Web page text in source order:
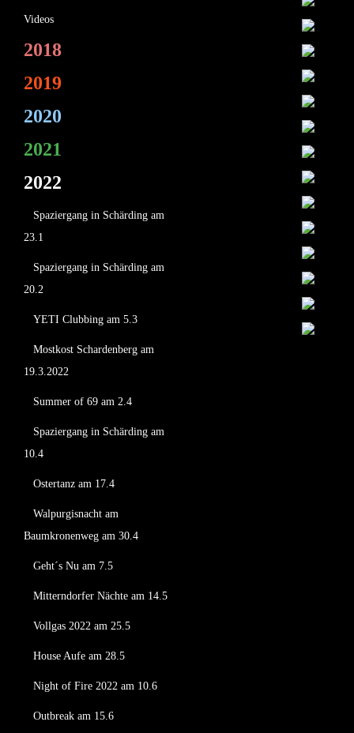
Videos
2018
2019
2020
2021
2022
Spaziergang in Schärding am
23.1
Spaziergang in Schärding am
20.2
YETI Clubbing am 5.3
Mostkost Schardenberg am
19.3.2022
Summer of 69 am 2.4
Spaziergang in Schärding am
10.4
Ostertanz am 17.4
Walpurgisnacht am
Baumkronenweg am 30.4
Geht´s Nu am 7.5
Mitterndorfer Nächte am 14.5
Vollgas 2022 am 25.5
House Aufe am 28.5
Night of Fire 2022 am 10.6
Outbreak am 15.6